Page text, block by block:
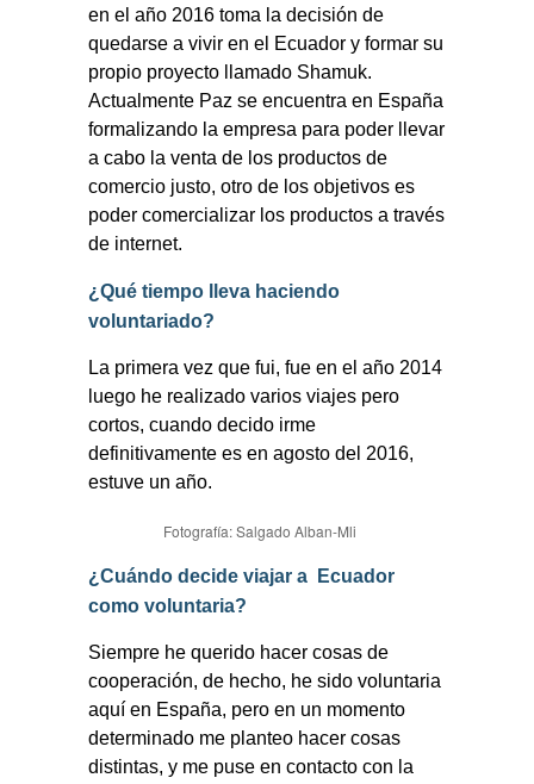
en el año 2016 toma la decisión de
quedarse a vivir en el Ecuador y formar su
propio proyecto llamado Shamuk.
Actualmente Paz se encuentra en España
formalizando la empresa para poder llevar
a cabo la venta de los productos de
comercio justo, otro de los objetivos es
poder comercializar los productos a través
de internet.
¿Qué tiempo lleva haciendo
voluntariado?
La primera vez que fui, fue en el año 2014
luego he realizado varios viajes pero
cortos, cuando decido irme
definitivamente es en agosto del 2016,
estuve un año.
Fotografía: Salgado Alban-Mli
¿Cuándo decide viajar a
Ecuador
como voluntaria?
Siempre he querido hacer cosas de
cooperación, de hecho, he sido voluntaria
aquí en España, pero en un momento
determinado me planteo hacer cosas
distintas, y me puse en contacto con la